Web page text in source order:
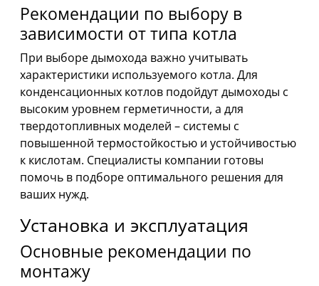
Рекомендации по выбору в
зависимости от типа котла
При выборе дымохода важно учитывать
характеристики используемого котла. Для
конденсационных котлов подойдут дымоходы с
высоким уровнем герметичности, а для
твердотопливных моделей – системы с
повышенной термостойкостью и устойчивостью
к кислотам. Специалисты компании готовы
помочь в подборе оптимального решения для
ваших нужд.
Установка и эксплуатация
Основные рекомендации по
монтажу